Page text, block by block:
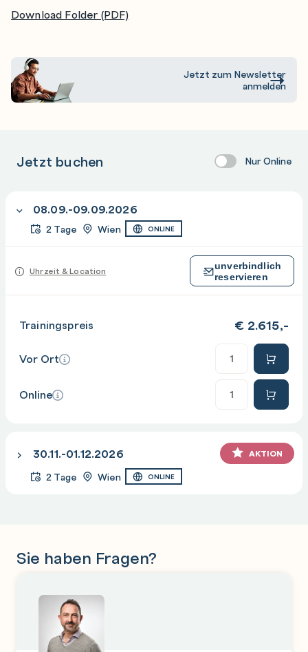
Download Folder (PDF)
Jetzt zum Newsletter
anmelden
Jetzt buchen Nur Online
08.09.-09.09.2026
2 Tage Wien ONLINE
Uhrzeit & Location
unverbindlich
reservieren
Trainingspreis € 2.615,-
Vor Ort
Online
30.11.-01.12.2026 AKTION
2 Tage Wien ONLINE
Sie haben Fragen?